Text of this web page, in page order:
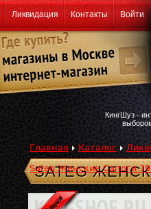
Ликвидация Контакты Войти
КингШуз -
Главная Каталог
Sateg Женские Сапоги
SATEG